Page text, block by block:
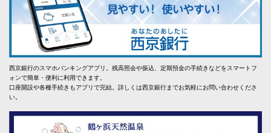
西京銀行のスマホバンキングアプリ。残高照会や振込、定期預金の手続きなどをスマートフ
ォンで簡単・便利に利用できます。
口座開設や各種手続きもアプリで完結。詳しくは西京銀行までお気軽にお問い合わせくださ
い。